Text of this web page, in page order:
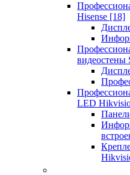
Hisense [18]
видеостены
LED